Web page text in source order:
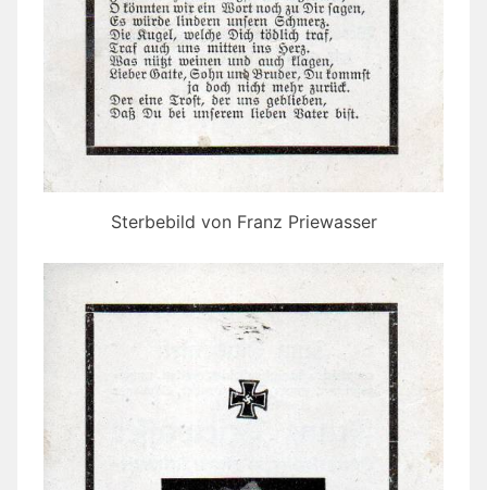
Sterbebild von Franz Priewasser